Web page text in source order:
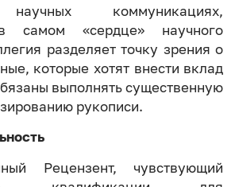
коммуникациях,
самом «сердце» научного
разделяет точку зрения о
которые хотят внести вклад
выполнять существенную
рукописи.
Рецензент, чувствующий